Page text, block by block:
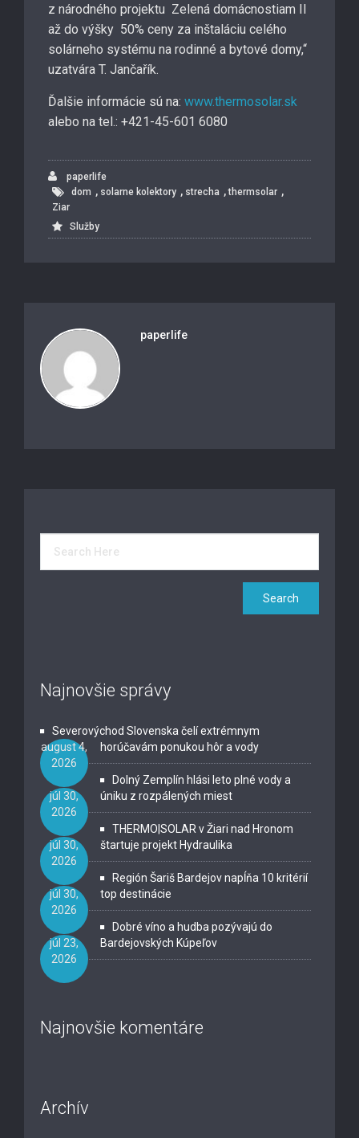
z národného projektu Zelená domácnostiam II
až do výšky 50% ceny za inštaláciu celého
solárneho systému na rodinné a bytové domy,“
uzatvára T. Jančařík.
Ďalšie informácie sú na: www.thermosolar.sk
alebo na tel.: +421-45-601 6080
paperlife
dom , solarne kolektory , strecha ,thermsolar ,
Ziar
Služby
paperlife
Najnovšie správy
Severovýchod Slovenska čelí extrémnym
horúčavám ponukou hôr a vody
august 4,
2026
Dolný Zemplín hlási leto plné vody a
úniku z rozpálených miest
júl 30,
2026
THERMO|SOLAR v Žiari nad Hronom
štartuje projekt Hydraulika
júl 30,
2026
Región Šariš Bardejov napĺňa 10 kritérií
top destinácie
júl 30,
2026
Dobré víno a hudba pozývajú do
Bardejovských Kúpeľov
júl 23,
2026
Najnovšie komentáre
Archív